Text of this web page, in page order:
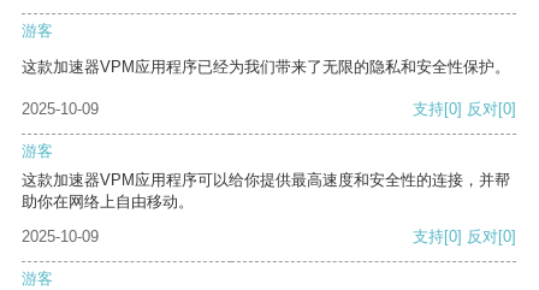
游客
这款加速器VPM应用程序已经为我们带来了无限的隐私和安全性保护。
2025-10-09 支持[0] 反对[0]
游客
这款加速器VPM应用程序可以给你提供最高速度和安全性的连接，并帮
助你在网络上自由移动。
2025-10-09
支持[0] 反对[0]
游客